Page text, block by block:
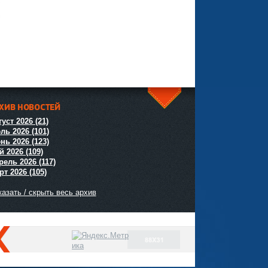
НОВОСТЕЙ
2026 (21)
2026 (101)
2026 (123)
2026 (109)
2026 (117)
2026 (105)
/ скрыть весь архив